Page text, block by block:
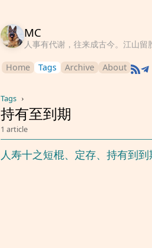
MC
人事有代谢，往来成古今。江山留
Home Tags Archive About
Tags ›
持有至到期
1 article
人寿十之短棍、定存、持有到